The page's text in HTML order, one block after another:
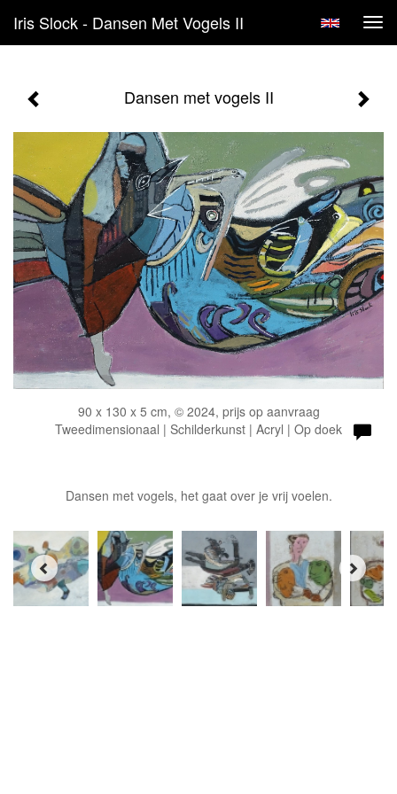
Iris Slock - Dansen Met Vogels II
Dansen met vogels II
90 x 130 x 5 cm, © 2024, prijs op aanvraag
Tweedimensionaal | Schilderkunst | Acryl | Op doek
Dansen met vogels, het gaat over je vrij voelen.